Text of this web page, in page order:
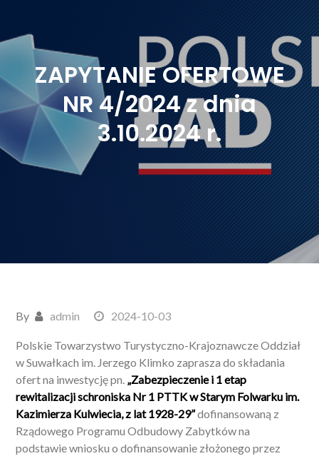
ZAPYTANIE OFERTOWE
NR 4/2024 z dnia
3.10.2024 r.
By admin 2024-10-03
Polskie Towarzystwo Turystyczno-Krajoznawcze Oddział
w Suwałkach im. Jerzego Klimko zaprasza do składania
ofert na inwestycję pn. „Zabezpieczenie i 1 etap
rewitalizacji schroniska Nr 1 PTTK w Starym Folwarku im.
Kazimierza Kulwiecia, z lat 1928-29”dofinansowaną z
Rządowego Programu Odbudowy Zabytków na
podstawie wniosku o dofinansowanie złożonego przez